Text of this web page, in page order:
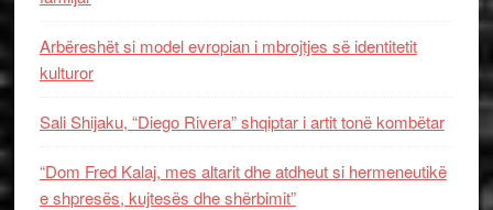
Arbëreshët si model evropian i mbrojtjes së identitetit
kulturor
Sali Shijaku, “Diego Rivera” shqiptar i artit tonë kombëtar
“Dom Fred Kalaj, mes altarit dhe atdheut si hermeneutikë
e shpresës, kujtesës dhe shërbimit”